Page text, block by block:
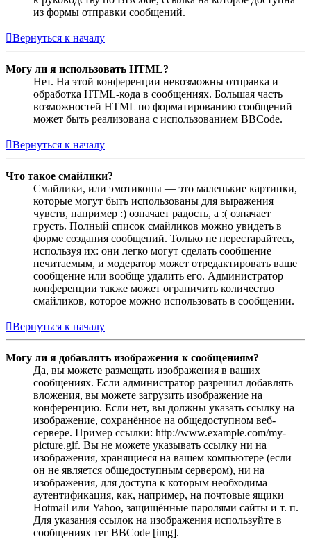
из формы отправки сообщений.
Вернуться к началу
Могу ли я использовать HTML?
Нет. На этой конференции невозможны отправка и
обработка HTML-кода в сообщениях. Большая часть
возможностей HTML по форматированию сообщений
может быть реализована с использованием BBCode.
Вернуться к началу
Что такое смайлики?
Смайлики, или эмотиконы — это маленькие картинки,
которые могут быть использованы для выражения
чувств, например :) означает радость, а :( означает
грусть. Полный список смайликов можно увидеть в
форме создания сообщений. Только не перестарайтесь,
используя их: они легко могут сделать сообщение
нечитаемым, и модератор может отредактировать ваше
сообщение или вообще удалить его. Администратор
конференции также может ограничить количество
смайликов, которое можно использовать в сообщении.
Вернуться к началу
Могу ли я добавлять изображения к сообщениям?
Да, вы можете размещать изображения в ваших
сообщениях. Если администратор разрешил добавлять
вложения, вы можете загрузить изображение на
конференцию. Если нет, вы должны указать ссылку на
изображение, сохранённое на общедоступном веб-
сервере. Пример ссылки: http://www.example.com/my-
picture.gif. Вы не можете указывать ссылку ни на
изображения, хранящиеся на вашем компьютере (если
он не является общедоступным сервером), ни на
изображения, для доступа к которым необходима
аутентификация, как, например, на почтовые ящики
Hotmail или Yahoo, защищённые паролями сайты и т. п.
Для указания ссылок на изображения используйте в
сообщениях тег BBCode [img].